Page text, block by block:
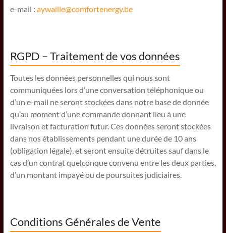
e-mail : aywaille@comfortenergy.be
RGPD – Traitement de vos données
Toutes les données personnelles qui nous sont
communiquées lors d’une conversation téléphonique ou
d’un e-mail ne seront stockées dans notre base de donnée
qu’au moment d’une commande donnant lieu à une
livraison et facturation futur. Ces données seront stockées
dans nos établissements pendant une durée de 10 ans
(obligation légale), et seront ensuite détruites sauf dans le
cas d’un contrat quelconque convenu entre les deux parties,
d’un montant impayé ou de poursuites judiciaires.
Conditions Générales de Vente